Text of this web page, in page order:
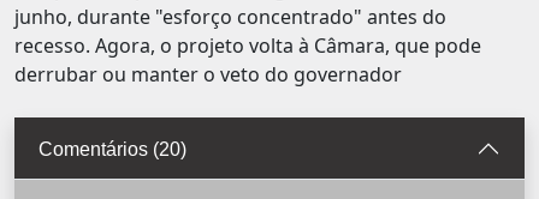
junho, durante "esforço concentrado" antes do
recesso. Agora, o projeto volta à Câmara, que pode
derrubar ou manter o veto do governador
Comentários (20)